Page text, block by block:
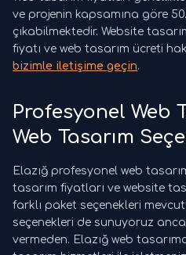
ve projenin kapsamına göre
çıkabilmektedir. Website
fiyatı ve web tasarım ücreti
bizimle iletişime geçin.
Profesyonel Web
Web Tasarım
Elazığ profesyonel web
tasarım fiyatları ve website
farklı paket seçenekleri
seçenekleri de sunuyoruz
vermeden. Elazığ web